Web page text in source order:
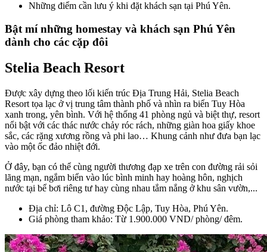
Những điểm cần lưu ý khi đặt khách sạn tại Phú Yên.
Bật mí những homestay và khách sạn Phú Yên
dành cho các cặp đôi
Stelia Beach Resort
Được xây dựng theo lối kiến trúc Địa Trung Hải, Stelia Beach
Resort tọa lạc ở vị trung tâm thành phố và nhìn ra biển Tuy Hòa
xanh trong, yên bình. Với hệ thống 41 phòng ngủ và biệt thự, resort
nổi bật với các thác nước chảy róc rách, những giàn hoa giấy khoe
sắc, các rặng xương rồng và phi lao… Khung cảnh như đưa bạn lạc
vào một ốc đảo nhiệt đới.
Ở đây, bạn có thể cùng người thương đạp xe trên con đường rải sỏi
lãng mạn, ngắm biển vào lúc bình minh hay hoàng hôn, nghịch
nước tại bể bơi riêng tư hay cùng nhau tắm nắng ở khu sân vườn,...
Địa chỉ: Lô C1, đường Độc Lập, Tuy Hòa, Phú Yên.
Giá phòng tham khảo: Từ 1.900.000 VND/ phòng/ đêm.